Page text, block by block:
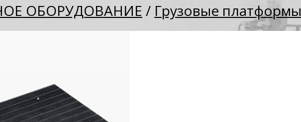
ОБОРУДОВАНИЕ / Грузовые платформы